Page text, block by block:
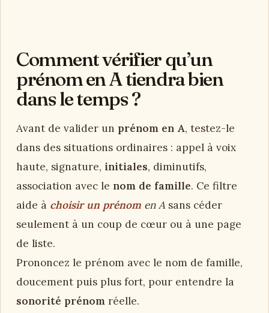
Comment vérifier qu’un
prénom en A tiendra bien
dans le temps ?
Avant de valider un prénom en A, testez-le
dans des situations ordinaires : appel à voix
haute, signature, initiales, diminutifs,
association avec le nom de famille. Ce filtre
aide à choisir un prénom en A sans céder
seulement à un coup de cœur ou à une page
de liste.
Prononcez le prénom avec le nom de famille,
doucement puis plus fort, pour entendre la
sonorité prénom réelle.